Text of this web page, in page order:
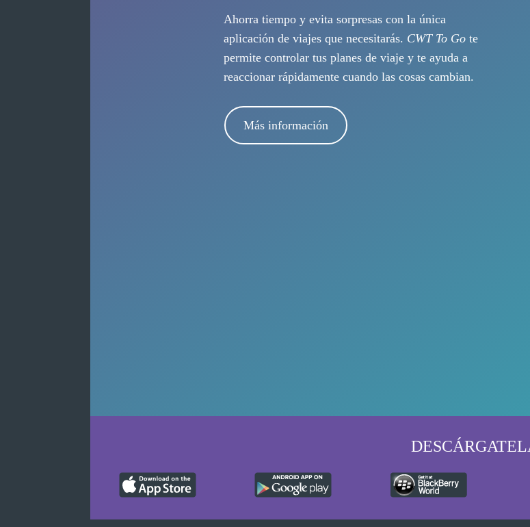
Ahorra tiempo y evita sorpresas con la única
aplicación de viajes que necesitarás. CWT To Go te
permite controlar tus planes de viaje y te ayuda a
reaccionar rápidamente cuando las cosas cambian.
Más información